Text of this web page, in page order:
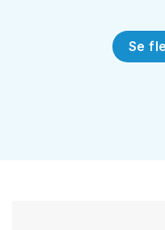
Se